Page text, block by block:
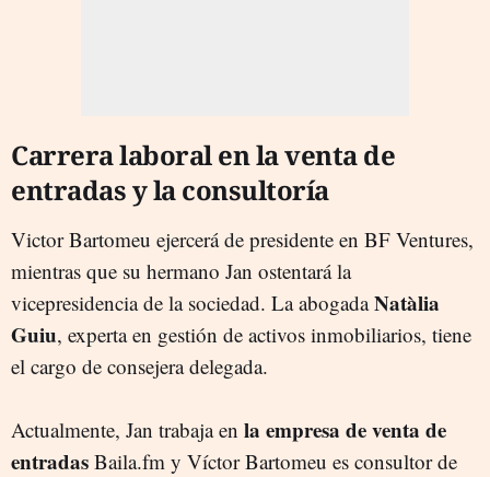
Carrera laboral en la venta de
entradas y la consultoría
Victor Bartomeu ejercerá de presidente en BF Ventures,
mientras que su hermano Jan ostentará la
vicepresidencia de la sociedad. La abogadaNatàlia
Guiu, experta en gestión de activos inmobiliarios, tiene
el cargo de consejera delegada.
Actualmente, Jan trabaja en la empresa de venta de
entradas Baila.fm y Víctor Bartomeu es consultor de